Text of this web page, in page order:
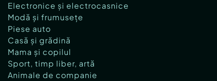
Electronice și electrocasnice
Modă și frumusețe
Piese auto
Casă și grădină
Mama și copilul
Sport, timp liber, artă
Animale de companie